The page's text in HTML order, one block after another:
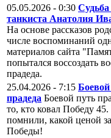
05.05.2026 - 0:30 Судьба
танкиста Анатолия
На основе рассказов
числе воспоминаний
материалов сайта
попытался воссоздать
прадеда.
25.04.2026 - 7:15 Боевой
прадеда Боевой путь
то, кто ковал Победу
помнили, какой ценой
Победы!